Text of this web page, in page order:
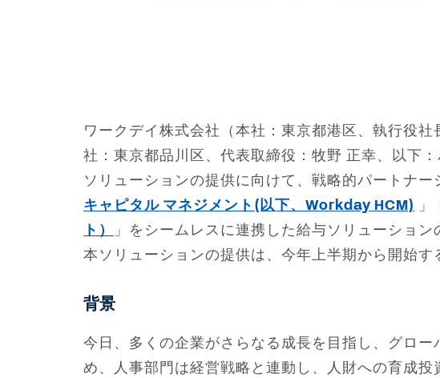
ワークデイ株式会社（本社：東京都港区、執行役
社：東京都品川区、代表取締役：牧野 正幸、以下
ソリューションの提供に向けて、戦略的パートナ
キャピタル マネジメント(以下、Workday HCM)
ト）
」をシームレスに連携した給与ソリューション
本ソリューションの提供は、今年上半期から開始す
背景
今日、多くの企業がさらなる成長を目指し、グロ
め、人事部門は経営戦略と連動し、人財への育成